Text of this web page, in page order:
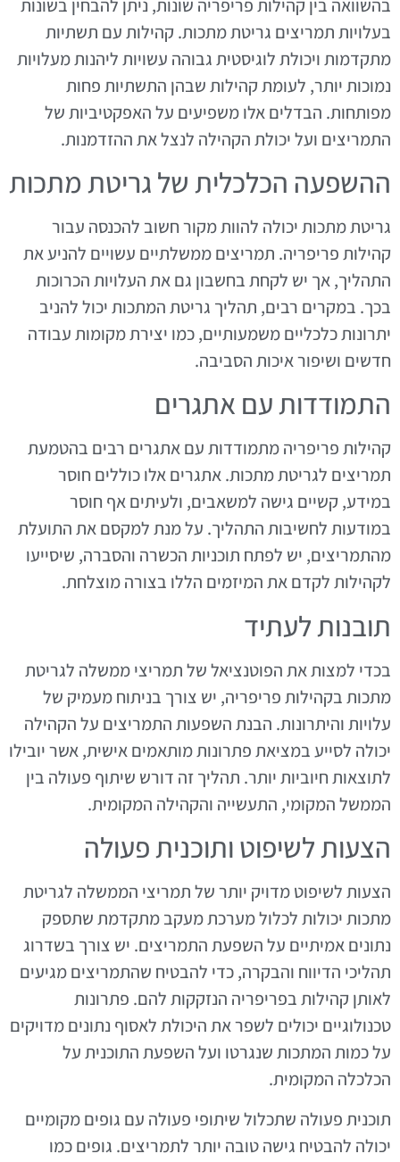
בהשוואה בין קהילות פריפריה שונות, ניתן להבחין בשונות
בעלויות תמריצים גריטת מתכות. קהילות עם תשתיות
מתקדמות ויכולת לוגיסטית גבוהה עשויות ליהנות מעלויות
נמוכות יותר, לעומת קהילות שבהן התשתיות פחות
מפותחות. הבדלים אלו משפיעים על האפקטיביות של
התמריצים ועל יכולת הקהילה לנצל את ההזדמנות.
ההשפעה הכלכלית של גריטת מתכות
גריטת מתכות יכולה להוות מקור חשוב להכנסה עבור
קהילות פריפריה. תמריצים ממשלתיים עשויים להניע את
התהליך, אך יש לקחת בחשבון גם את העלויות הכרוכות
בכך. במקרים רבים, תהליך גריטת המתכות יכול להניב
יתרונות כלכליים משמעותיים, כמו יצירת מקומות עבודה
חדשים ושיפור איכות הסביבה.
התמודדות עם אתגרים
קהילות פריפריה מתמודדות עם אתגרים רבים בהטמעת
תמריצים לגריטת מתכות. אתגרים אלו כוללים חוסר
במידע, קשיים גישה למשאבים, ולעיתים אף חוסר
במודעות לחשיבות התהליך. על מנת למקסם את התועלת
מהתמריצים, יש לפתח תוכניות הכשרה והסברה, שיסייעו
לקהילות לקדם את המיזמים הללו בצורה מוצלחת.
תובנות לעתיד
בכדי למצות את הפוטנציאל של תמריצי ממשלה לגריטת
מתכות בקהילות פריפריה, יש צורך בניתוח מעמיק של
עלויות והיתרונות. הבנת השפעות התמריצים על הקהילה
יכולה לסייע במציאת פתרונות מותאמים אישית, אשר יובילו
לתוצאות חיוביות יותר. תהליך זה דורש שיתוף פעולה בין
הממשל המקומי, התעשייה והקהילה המקומית.
הצעות לשיפוט ותוכנית פעולה
הצעות לשיפוט מדויק יותר של תמריצי הממשלה לגריטת
מתכות יכולות לכלול מערכת מעקב מתקדמת שתספק
נתונים אמיתיים על השפעת התמריצים. יש צורך בשדרוג
תהליכי הדיווח והבקרה, כדי להבטיח שהתמריצים מגיעים
לאותן קהילות בפריפריה הנזקקות להם. פתרונות
טכנולוגיים יכולים לשפר את היכולת לאסוף נתונים מדויקים
על כמות המתכות שנגרטו ועל השפעת התוכנית על
הכלכלה המקומית.
תוכנית פעולה שתכלול שיתופי פעולה עם גופים מקומיים
יכולה להבטיח גישה טובה יותר לתמריצים. גופים כמו